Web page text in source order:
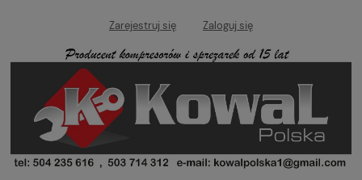
Zarejestruj się Zaloguj się